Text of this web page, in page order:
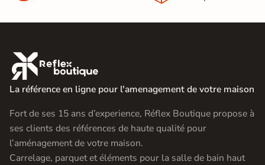

La référence en ligne pour l'amenagement de votre maison
Fort de ses 15 ans d’experience, Réflex Boutique propose à
ses clients des références de haute qualité pour
l’aménagement de votre maison.
Carrelage, parquet et éléments pour la salle de bain haut